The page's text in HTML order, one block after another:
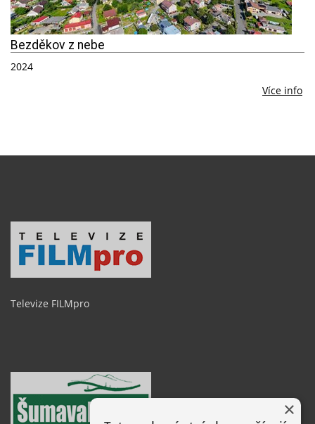
Bezděkov z nebe
2024
Více info
Televize FILMpro
×